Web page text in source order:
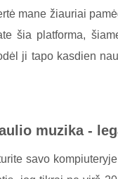
mane žiauriai
šia platforma,
ji tapo kasdien
muzika -
savo